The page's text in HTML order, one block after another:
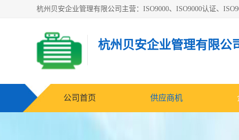
杭州贝安企业管理有限公司主营：ISO9000、ISO9000认证、
杭州贝安企业管理有限公
公司首页 供应商机